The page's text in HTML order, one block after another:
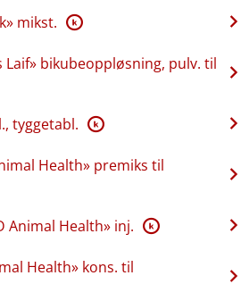
mikst. K
Laif» bikubeoppløsning, pulv. til
tyggetabl. K
Health» premiks til
Animal Health» inj. K
Health» kons. til